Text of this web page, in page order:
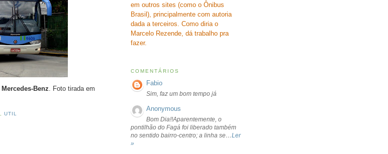
Mercedes-Benz . Foto tirada em
, UTIL
em outros sites (como o Ônibus
Brasil), principalmente com autoria
dada a terceiros. Como diria o
Marcelo Rezende, dá trabalho pra
fazer.
COMENTÁRIOS
Fabio
Sim, faz um bom tempo já
Anonymous
Bom Dia!!Aparentemente, o
pontilhão do Fagá foi liberado também
no sentido bairro-centro; a linha se…Ler
»